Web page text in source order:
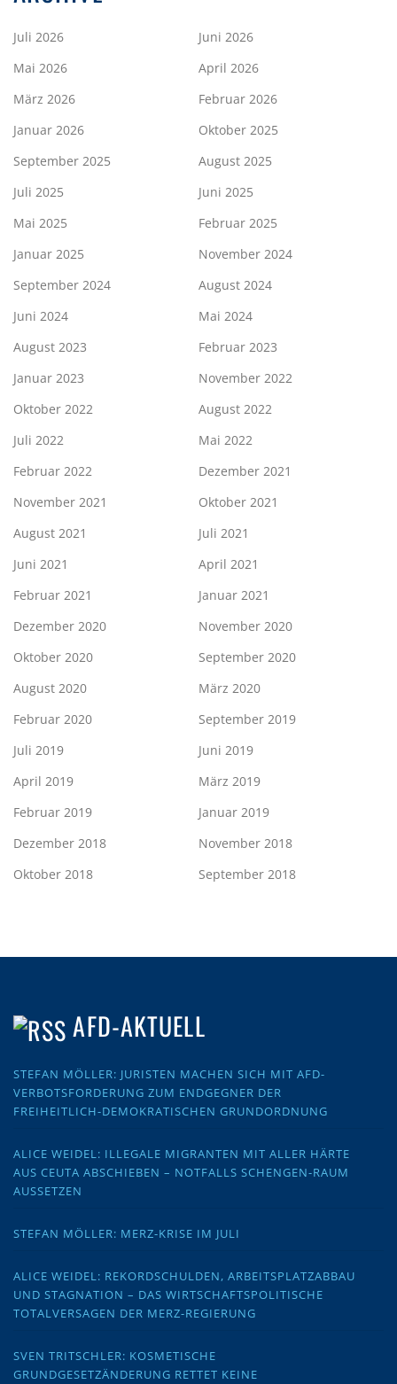
Juli 2026
Juni 2026
Mai 2026
April 2026
März 2026
Februar 2026
Januar 2026
Oktober 2025
September 2025
August 2025
Juli 2025
Juni 2025
Mai 2025
Februar 2025
Januar 2025
November 2024
September 2024
August 2024
Juni 2024
Mai 2024
August 2023
Februar 2023
Januar 2023
November 2022
Oktober 2022
August 2022
Juli 2022
Mai 2022
Februar 2022
Dezember 2021
November 2021
Oktober 2021
August 2021
Juli 2021
Juni 2021
April 2021
Februar 2021
Januar 2021
Dezember 2020
November 2020
Oktober 2020
September 2020
August 2020
März 2020
Februar 2020
September 2019
Juli 2019
Juni 2019
April 2019
März 2019
Februar 2019
Januar 2019
Dezember 2018
November 2018
Oktober 2018
September 2018
AFD-AKTUELL
STEFAN MÖLLER: JURISTEN MACHEN SICH MIT AFD-
VERBOTSFORDERUNG ZUM ENDGEGNER DER
FREIHEITLICH-DEMOKRATISCHEN GRUNDORDNUNG
ALICE WEIDEL: ILLEGALE MIGRANTEN MIT ALLER HÄRTE
AUS CEUTA ABSCHIEBEN – NOTFALLS SCHENGEN-RAUM
AUSSETZEN
STEFAN MÖLLER: MERZ-KRISE IM JULI
ALICE WEIDEL: REKORDSCHULDEN, ARBEITSPLATZABBAU
UND STAGNATION – DAS WIRTSCHAFTSPOLITISCHE
TOTALVERSAGEN DER MERZ-REGIERUNG
SVEN TRITSCHLER: KOSMETISCHE
GRUNDGESETZÄNDERUNG RETTET KEINE